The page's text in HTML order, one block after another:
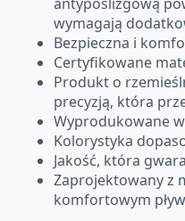
wymagają
Bezpieczna i
Certyfikowane
Produkt o
precyzją, która
Wyprodukowane
Kolorystyka
Jakość, która
Zaprojektowany z
komfortowym